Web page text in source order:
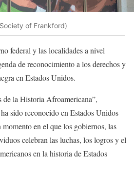
of Frankford)
federal y las localidades a nivel
de reconocimiento a los derechos y
en Estados Unidos.
la Historia Afroamericana”,
sido reconocido en Estados Unidos
en el que los gobiernos, las
celebran las luchas, los logros y el
en la historia de Estados